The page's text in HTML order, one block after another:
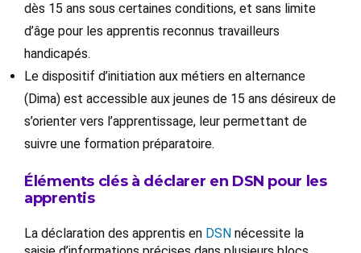
dès 15 ans sous certaines conditions, et sans limite
d’âge pour les apprentis reconnus travailleurs
handicapés.
Le dispositif d’initiation aux métiers en alternance
(Dima) est accessible aux jeunes de 15 ans désireux de
s’orienter vers l’apprentissage, leur permettant de
suivre une formation préparatoire.
Éléments clés à déclarer en DSN pour les
apprentis
La déclaration des apprentis en DSN nécessite la